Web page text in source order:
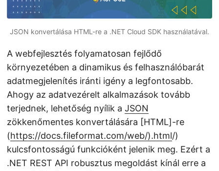
JSON konvertálása HTML-re a .NET Cloud SDK használatával.
A webfejlesztés folyamatosan fejlődő
környezetében a dinamikus és felhasználóbarát
adatmegjelenítés iránti igény a legfontosabb.
Ahogy az adatvezérelt alkalmazások tovább
terjednek, lehetőség nyílik a JSON
zökkenőmentes konvertálására [HTML]-re
(https://docs.fileformat.com/web/).html/)
kulcsfontosságú funkcióként jelenik meg. Ezért a
.NET REST API robusztus megoldást kínál erre a